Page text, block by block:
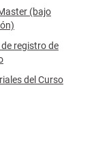
(bajo
registro de
del Curso